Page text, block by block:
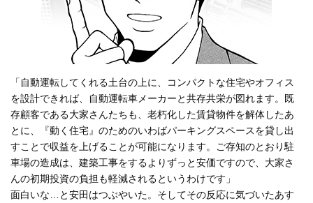
「自動運転してくれる土台の上に、コンパクトな住宅やオフィス
を設計できれば、自動運転車メーカーと共存共栄が図れます。既
存顧客である大家さんたちも、老朽化した賃貸物件を解体したあ
とに、『動く住宅』のためのいわばパーキングスペースを貸し出
すことで収益を上げることが可能になります。ご存知のとおり駐
車場の造成は、建築工事をするよりずっと安価ですので、大家さ
んの初期投資の負担も軽減されるというわけです」
面白いな…と安田はつぶやいた。そしてその反応に気づいたあす